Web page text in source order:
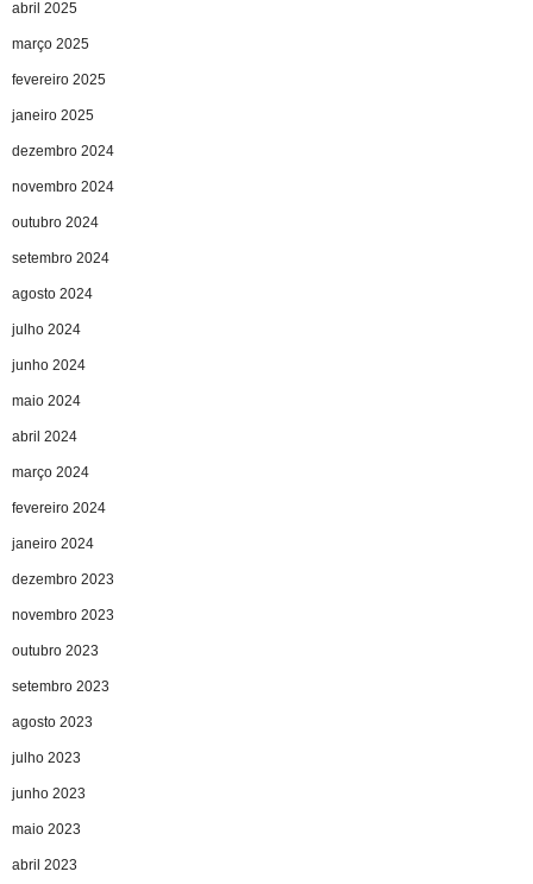
abril 2025
março 2025
fevereiro 2025
janeiro 2025
dezembro 2024
novembro 2024
outubro 2024
setembro 2024
agosto 2024
julho 2024
junho 2024
maio 2024
abril 2024
março 2024
fevereiro 2024
janeiro 2024
dezembro 2023
novembro 2023
outubro 2023
setembro 2023
agosto 2023
julho 2023
junho 2023
maio 2023
abril 2023